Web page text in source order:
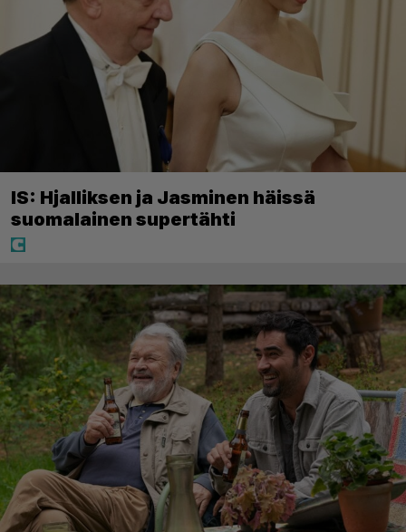
IS: Hjalliksen ja Jasminen häissä
suomalainen supertähti